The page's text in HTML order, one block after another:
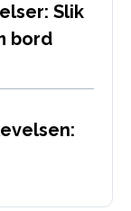
Slik
bord